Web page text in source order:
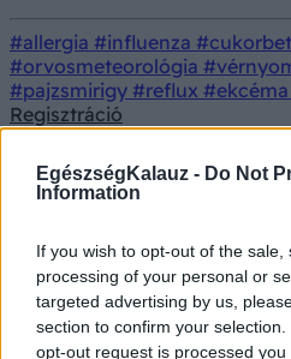
EgészségKalauz - Do Not
Information
If you wish to opt-out of the
processing of your personal or
targeted advertising by us,
section to confirm your
opt-out request is processed
#allergia #influenza
#orvosmeteorológia
#pajzsmirigy #reflux #ekcéma
Regisztráció
Tíz gyereket vittek
Tíz gyereket vittek
mentők egy tatai